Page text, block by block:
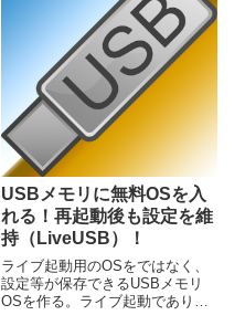
USBメモリに無料OSを入
れる！再起動後も設定を維
持（LiveUSB）！
ライブ起動用のOSをではなく、
設定等が保存できるUSBメモリ
OSを作る。ライブ起動でありな